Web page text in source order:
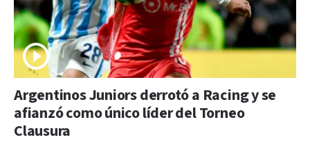
Argentinos Juniors derrotó a Racing y se
afianzó como único líder del Torneo
Clausura